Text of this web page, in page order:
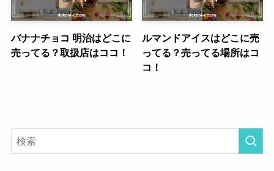
バナナチョコ 明治はどこに
売ってる？取扱店はココ！
ルマンドアイスはどこに売
ってる？売ってる場所はコ
コ！